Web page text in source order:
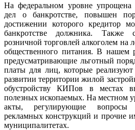
На федеральном уровне упрощена
дел о банкротстве, повышен
достижении которого кредитор
банкротстве должника. Также
розничной торговлей алкоголем на
общественного питания. В нашем
предусматривающие льготный
платы для лиц, которые
развитии территории жилой
обустройству КИПов в местах
полезных ископаемых. На местном
акты, регулирующие вопросы
рекламных конструкций и прочие
муниципалитетах.